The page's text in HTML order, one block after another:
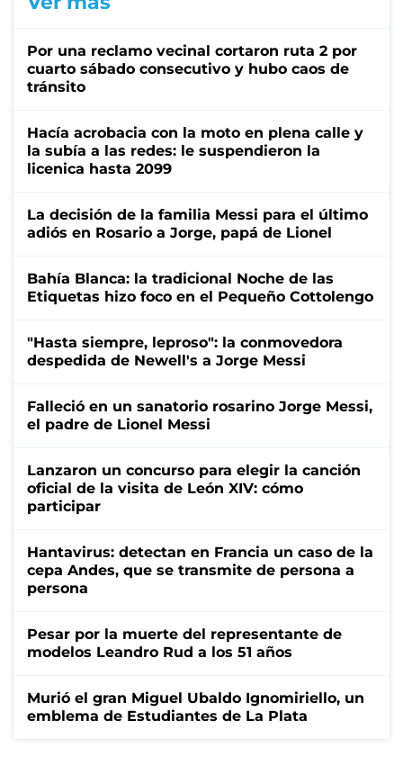
Por una reclamo vecinal cortaron ruta 2 por
cuarto sábado consecutivo y hubo caos de
tránsito
Hacía acrobacia con la moto en plena calle y
la subía a las redes: le suspendieron la
licenica hasta 2099
La decisión de la familia Messi para el último
adiós en Rosario a Jorge, papá de Lionel
Bahía Blanca: la tradicional Noche de las
Etiquetas hizo foco en el Pequeño Cottolengo
"Hasta siempre, leproso": la conmovedora
despedida de Newell's a Jorge Messi
Falleció en un sanatorio rosarino Jorge Messi,
el padre de Lionel Messi
Lanzaron un concurso para elegir la canción
oficial de la visita de León XIV: cómo
participar
Hantavirus: detectan en Francia un caso de la
cepa Andes, que se transmite de persona a
persona
Pesar por la muerte del representante de
modelos Leandro Rud a los 51 años
Murió el gran Miguel Ubaldo Ignomiriello, un
emblema de Estudiantes de La Plata